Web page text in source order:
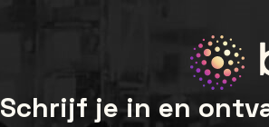
Schrijf je in en